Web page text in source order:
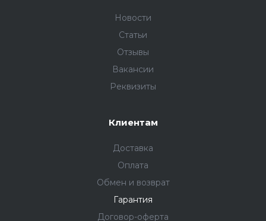
Новости
Статьи
Отзывы
Вакансии
Реквизиты
Клиентам
Доставка
Оплата
Обмен и возврат
Гарантия
Договор-оферта